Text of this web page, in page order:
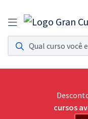
Assinatura
Acesso a todos os cursos.
Assinatura OAB Até
Acesso ilimitado a toda
cursos